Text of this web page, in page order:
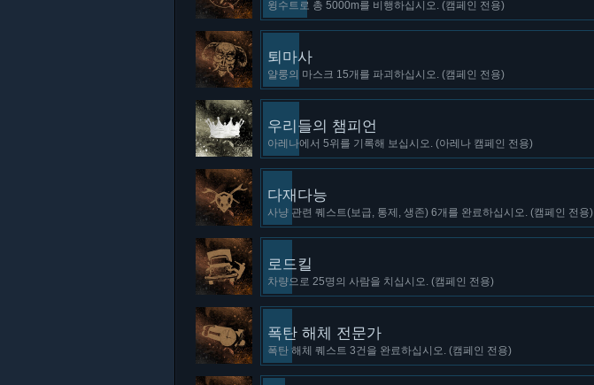
윙수트로 총 5000m를 비행하십시오. (캠페인 전용)
퇴마사
얄룽의 마스크 15개를 파괴하십시오. (캠페인 전용)
우리들의 챔피언
아레나에서 5위를 기록해 보십시오. (아레나 캠페인 전용)
다재다능
사냥 관련 퀘스트(보급, 통제, 생존) 6개를 완료하십시오. (캠페인 전용)
로드킬
차량으로 25명의 사람을 치십시오. (캠페인 전용)
폭탄 해체 전문가
폭탄 해체 퀘스트 3건을 완료하십시오. (캠페인 전용)